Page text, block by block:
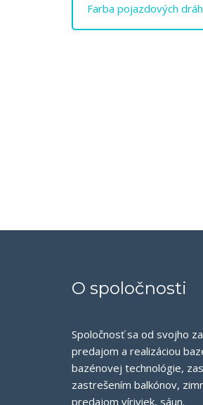
Farba pojazdových dráh
O spoločnosti
Spoločnosť sa od svojho
predajom a realizáciou
bazénovej technológie,
zastrešením balkónov,
predajom víriviek, sáun.